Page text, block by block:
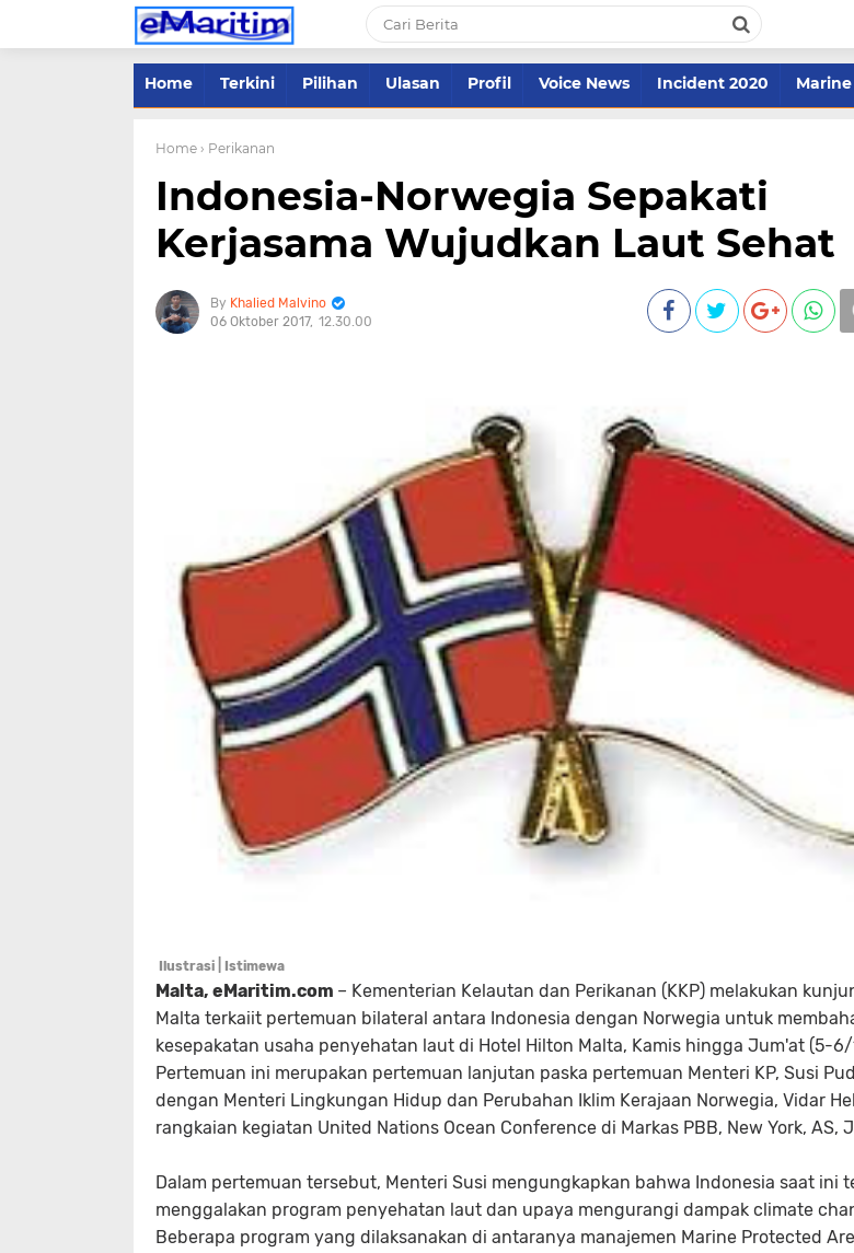
Home Terkini Pilihan Ulasan Profil Voice News Incident 2020
Home › Perikanan
Indonesia-Norwegia Sepakati
Kerjasama Wujudkan Laut Sehat
Khalied Malvino
06 Oktober 2017 12.30.00
Ilustrasi | Istimewa
Malta, eMaritim.com – Kementerian Kelautan dan Perikanan (KKP) melakukan
Malta terkaiit pertemuan bilateral antara Indonesia dengan Norwegia untuk
kesepakatan usaha penyehatan laut di Hotel Hilton Malta, Kamis hingga Jum'at (5-6/
Pertemuan ini merupakan pertemuan lanjutan paska pertemuan Menteri KP, Susi
dengan Menteri Lingkungan Hidup dan Perubahan Iklim Kerajaan Norwegia, Vidar
rangkaian kegiatan United Nations Ocean Conference di Markas PBB, New York, AS,
Dalam pertemuan tersebut, Menteri Susi mengungkapkan bahwa Indonesia saat ini
menggalakan program penyehatan laut dan upaya mengurangi dampak climate
Beberapa program yang dilaksanakan di antaranya manajemen Marine Protected